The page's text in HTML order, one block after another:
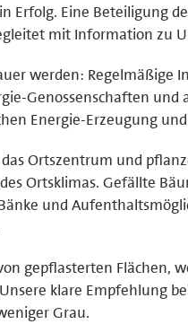
Erfolg. Eine Beteiligung
mit Information zu
werden: Regelmäßige
Genossenschaften und
Energie-Erzeugung
Ortszentrum und
Ortsklimas. Gefällte
und
gepflasterten Flächen,
klare Empfehlung
Grau.